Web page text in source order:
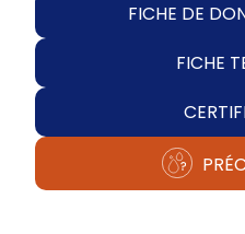
FICHE DE
FICHE